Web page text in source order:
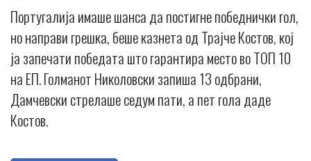
Португалија имаше шанса да постигне победнички гол,
но направи грешка, беше казнета од Трајче Костов, кој
ја запечати победата што гарантира место во ТОП 10
на ЕП. Голманот Николовски запиша 13 одбрани,
Дамчевски стрелаше седум пати, а пет гола даде
Костов.